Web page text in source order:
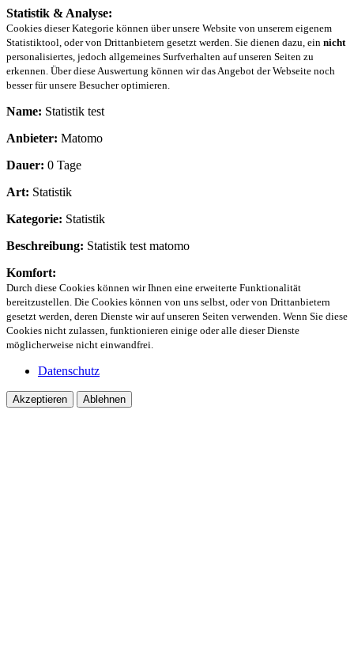
Statistik & Analyse:
Cookies dieser Kategorie können über unsere Website von unserem eigenem
Statistiktool, oder von Drittanbietern gesetzt werden. Sie dienen dazu, ein nicht
personalisiertes, jedoch allgemeines Surfverhalten auf unseren Seiten zu
erkennen. Über diese Auswertung können wir das Angebot der Webseite noch
besser für unsere Besucher optimieren.
Name: Statistik test
Anbieter: Matomo
Dauer: 0 Tage
Art: Statistik
Kategorie: Statistik
Beschreibung: Statistik test matomo
Komfort:
Durch diese Cookies können wir Ihnen eine erweiterte Funktionalität
bereitzustellen. Die Cookies können von uns selbst, oder von Drittanbietern
gesetzt werden, deren Dienste wir auf unseren Seiten verwenden. Wenn Sie diese
Cookies nicht zulassen, funktionieren einige oder alle dieser Dienste
möglicherweise nicht einwandfrei.
Datenschutz
Akzeptieren Ablehnen